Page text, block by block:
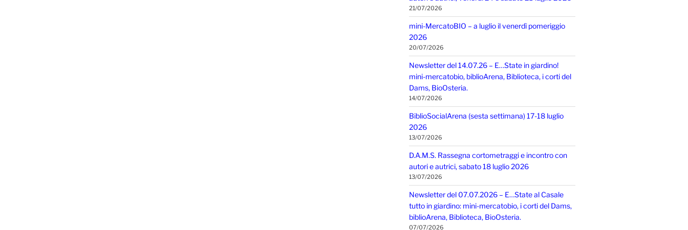
21/07/2026
mini-MercatoBIO – a luglio il venerdì pomeriggio
2026
20/07/2026
Newsletter del 14.07.26 – E…State in giardino!
mini-mercatobio, biblioArena, Biblioteca, i corti del
Dams, BioOsteria.
14/07/2026
BiblioSocialArena (sesta settimana) 17-18 luglio
2026
13/07/2026
D.A.M.S. Rassegna cortometraggi e incontro con
autori e autrici, sabato 18 luglio 2026
13/07/2026
Newsletter del 07.07.2026 – E…State al Casale
tutto in giardino: mini-mercatobio, i corti del Dams,
biblioArena, Biblioteca, BioOsteria.
07/07/2026